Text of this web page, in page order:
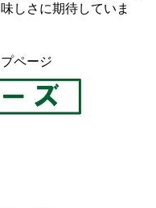
しさに期待していま
ページ